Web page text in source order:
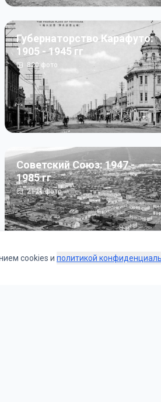
Губернаторство Карафуто:
1905 - 1945 гг
820фото
Советский Союз: 1947 -
1985 гг
2121фото
cookies и политикой